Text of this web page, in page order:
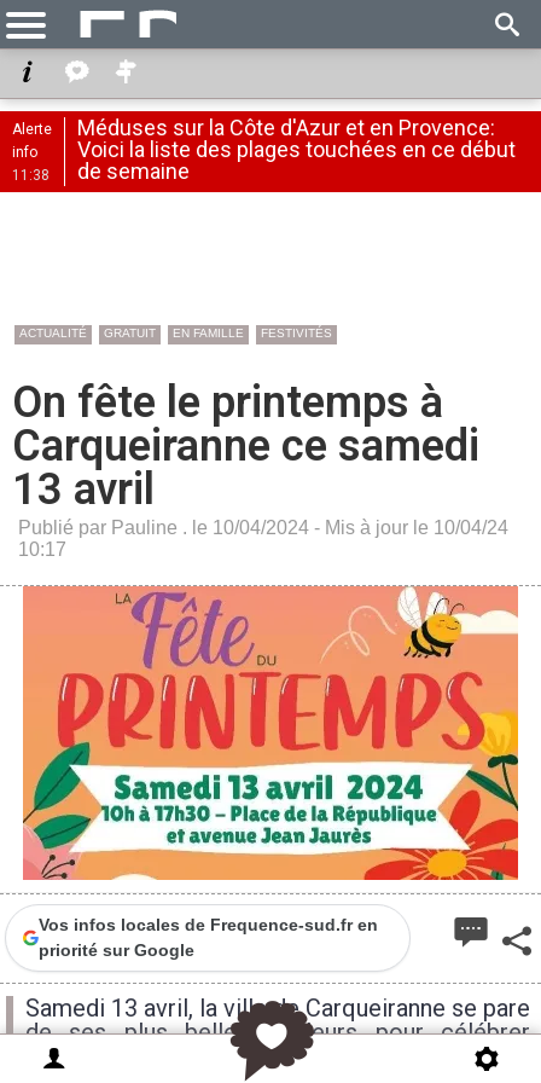
Alerte
info
11:38
Méduses sur la Côte d'Azur et en Provence:
Voici la liste des plages touchées en ce début
de semaine
ACTUALITÉ GRATUIT EN FAMILLE FESTIVITÉS
On fête le printemps à
Carqueiranne ce samedi
13 avril
Publié par Pauline . le 10/04/2024 - Mis à jour le 10/04/24
10:17
Vos infos locales de Frequence-sud.fr en
priorité sur Google
Samedi 13 avril, la ville de Carqueiranne se pare
de ses plus belles couleurs pour célébrer
l'arrivée tant attendue du printemps lors de sa